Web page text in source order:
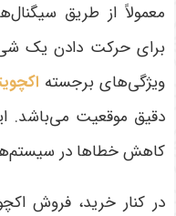
معمولاً از طریق
برای حرکت دادن یک
ویژگی‌های برجسته
دقیق موقعیت می‌باشد.
کاهش خطاها در
در کنار خرید، فروش